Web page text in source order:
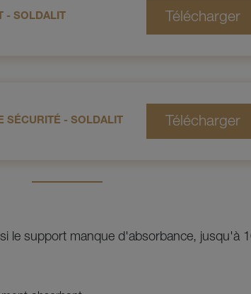
- SOLDALIT
SÉCURITÉ - SOLDALIT
le support manque d'absorbance, jusqu'à